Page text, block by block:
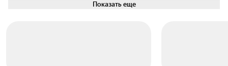
Показать еще